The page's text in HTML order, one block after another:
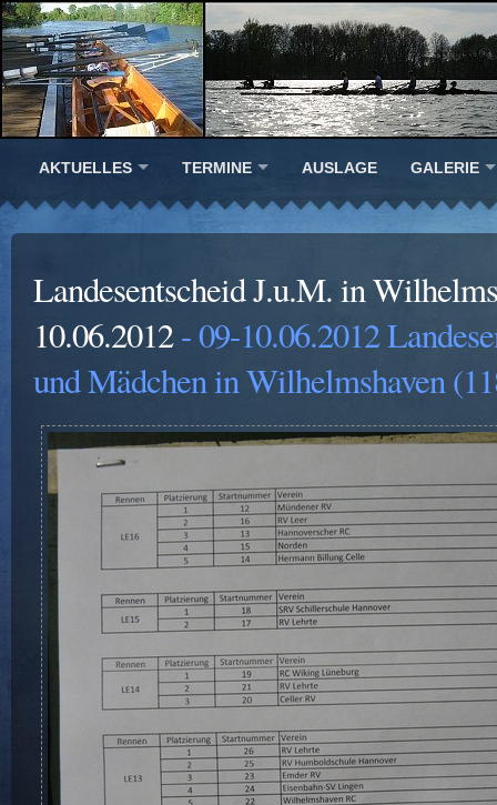
AKTUELLES TERMINE AUSLAGE GALERIE
Landesentscheid J.u.M. in
10.06.2012- 09-10.06.2012
und Mädchen in Wilhelmshaven